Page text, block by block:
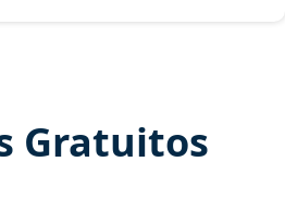
Gratuitos